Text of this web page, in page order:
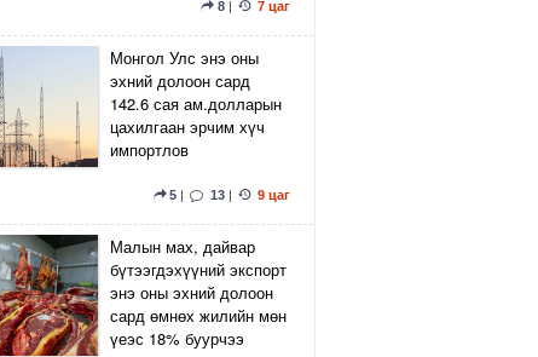
8| 7 цаг
Монгол Улс энэ оны
эхний долоон сард
142.6 сая ам.долларын
цахилгаан эрчим хүч
импортлов
5 | 13 | 9 цаг
Малын мах, дайвар
бүтээгдэхүүний экспорт
энэ оны эхний долоон
сард өмнөх жилийн мөн
үеэс 18% буурчээ